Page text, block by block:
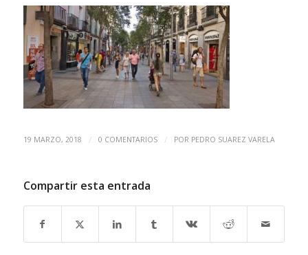
19 MARZO, 2018 / 0 COMENTARIOS / POR PEDRO SUAREZ VARELA
Compartir esta entrada